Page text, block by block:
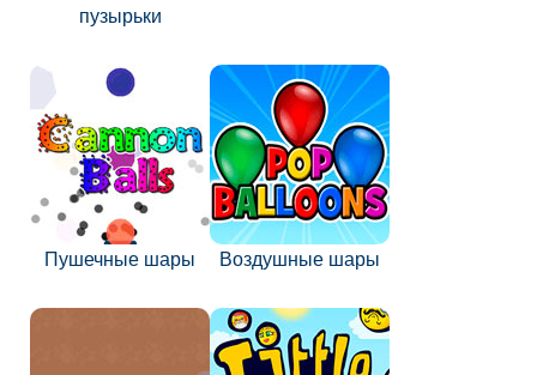
пузырьки
Пушечные шары Воздушные шары